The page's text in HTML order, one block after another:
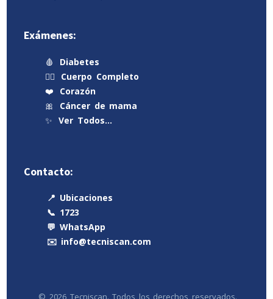
Exámenes:
🩸
Diabetes
🧍‍♂️
Cuerpo Completo
❤️
Corazón
🎀
Cáncer de mama
✨ Ver Todos…
Contacto:
📍 Ubicaciones
📞 1723
💬 WhatsApp
✉️ info@tecniscan.com
© 2026 Tecniscan. Todos los derechos reservados.